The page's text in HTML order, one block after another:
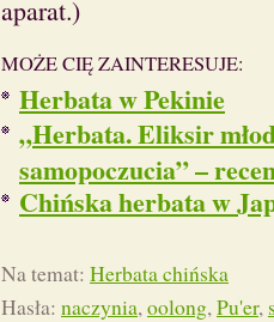
aparat.)
MOŻE CIĘ ZAINTERESUJE:
Herbata w Pekinie
„Herbata. Eliksir
samopoczucia” –
Chińska herbata w
Na temat: Herbata chińska
Hasła: naczynia,oolong,Pu'er,